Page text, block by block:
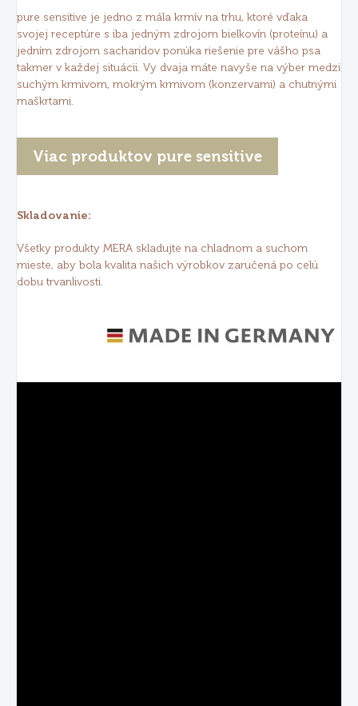
pure sensitive je jedno z mála krmív na trhu, ktoré vďaka
svojej receptúre s iba jedným zdrojom bielkovín (proteínu) a
jedním zdrojom sacharidov ponúka riešenie pre vášho psa
takmer v každej situácii. Vy dvaja máte navyše na výber medzi
suchým krmivom, mokrým krmivom (konzervami) a chutnými
maškrtami.
Viac produktov pure sensitive
Skladovanie:
Všetky produkty MERA skladujte na chladnom a suchom
mieste, aby bola kvalita našich výrobkov zaručená po celú
dobu trvanlivosti.